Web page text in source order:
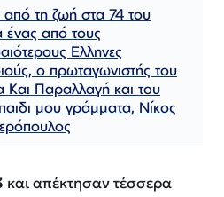
τη ζωή στα 74 του
ένας από τους
Ελληνες
ο πρωταγωνιστής του
Παραλλαγή και του
μου γράμματα, Νίκος
και απέκτησαν τέσσερα